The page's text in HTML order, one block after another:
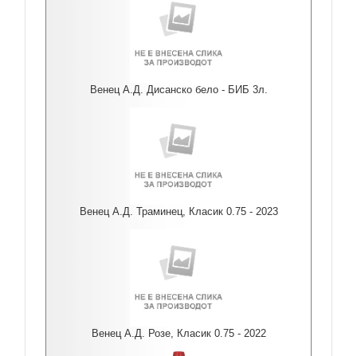
Венец А.Д. Дисанско бело - БИБ 3л.
Венец А.Д. Траминец, Класик 0.75 - 2023
Венец А.Д. Розе, Класик 0.75 - 2022